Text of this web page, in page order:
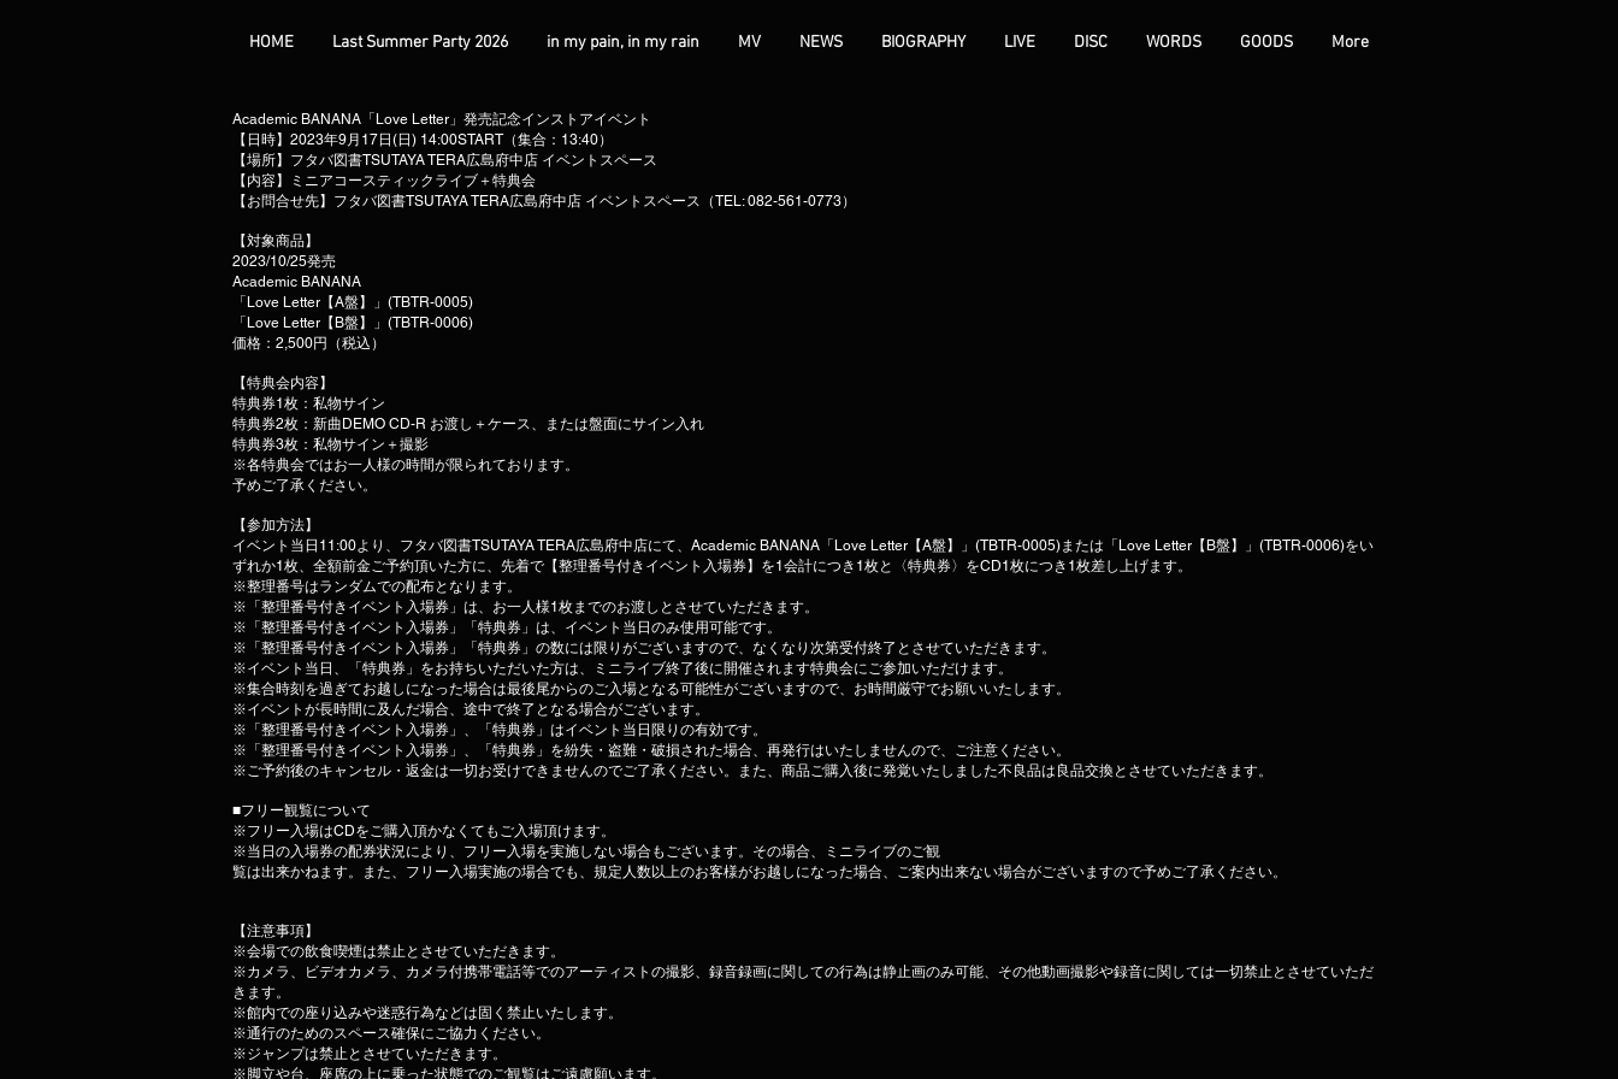
HOME Last Summer Party 2026 in my pain, in my rain MV NEWS BIOGRAPHY LIVE DISC WORDS GOODS More
Academic BANANA「Love Letter」発売記念インストアイベント
【日時】2023年9月17日(日) 14:00START（集合：13:40）
【場所】フタバ図書TSUTAYA TERA広島府中店 イベントスペース
【内容】ミニアコースティックライブ＋特典会
【お問合せ先】フタバ図書TSUTAYA TERA広島府中店 イベントスペース（TEL: 082-561-0773）
【対象商品】
2023/10/25発売
Academic BANANA
「Love Letter【A盤】」(TBTR-0005)
「Love Letter【B盤】」(TBTR-0006)
価格：2,500円（税込）
【特典会内容】
特典券1枚：私物サイン
特典券2枚：新曲DEMO CD-R お渡し＋ケース、または盤面にサイン入れ
特典券3枚：私物サイン＋撮影
※各特典会ではお一人様の時間が限られております。
予めご了承ください。
【参加方法】
イベント当日11:00より、フタバ図書TSUTAYA TERA広島府中店にて、Academic BANANA「Love Letter【A盤】」(TBTR-0005)または「Love Letter【B盤】」(TBTR-0006)をい
ずれか1枚、全額前金ご予約頂いた方に、先着で【整理番号付きイベント入場券】を1会計につき1枚と〈特典券〉をCD1枚につき1枚差し上げます。
※整理番号はランダムでの配布となります。
※「整理番号付きイベント入場券」は、お一人様1枚までのお渡しとさせていただきます。
※「整理番号付きイベント入場券」「特典券」は、イベント当日のみ使用可能です。
※「整理番号付きイベント入場券」「特典券」の数には限りがございますので、なくなり次第受付終了とさせていただきます。
※イベント当日、「特典券」をお持ちいただいた方は、ミニライブ終了後に開催されます特典会にご参加いただけます。
※集合時刻を過ぎてお越しになった場合は最後尾からのご入場となる可能性がございますので、お時間厳守でお願いいたします。
※イベントが長時間に及んだ場合、途中で終了となる場合がございます。
※「整理番号付きイベント入場券」、「特典券」はイベント当日限りの有効です。
※「整理番号付きイベント入場券」、「特典券」を紛失・盗難・破損された場合、再発行はいたしませんので、ご注意ください。
※ご予約後のキャンセル・返金は一切お受けできませんのでご了承ください。また、商品ご購入後に発覚いたしました不良品は良品交換とさせていただきます。
■フリー観覧について
※フリー入場はCDをご購入頂かなくてもご入場頂けます。
※当日の入場券の配券状況により、フリー入場を実施しない場合もございます。その場合、ミニライブのご観
覧は出来かねます。また、フリー入場実施の場合でも、規定人数以上のお客様がお越しになった場合、ご案内出来ない場合がございますので予めご了承ください。
【注意事項】
※会場での飲食喫煙は禁止とさせていただきます。
※カメラ、ビデオカメラ、カメラ付携帯電話等でのアーティストの撮影、録音録画に関しての行為は静止画のみ可能、その他動画撮影や録音に関しては一切禁止とさせていただ
きます。
※館内での座り込みや迷惑行為などは固く禁止いたします。
※通行のためのスペース確保にご協力ください。
※ジャンプは禁止とさせていただきます。
※脚立や台、座席の上に乗った状態でのご観覧はご遠慮願います。